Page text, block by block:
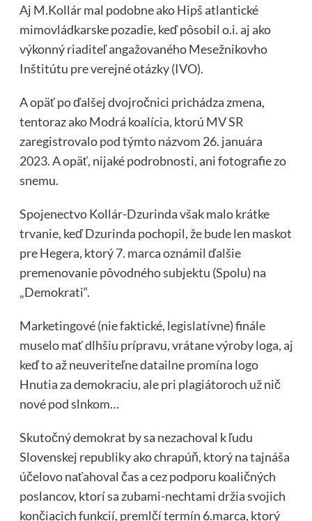
Aj M.Kollár mal podobne ako Hipš atlantické
mimovládkarske pozadie, keď pôsobil o.i. aj ako
výkonný riaditeľ angažovaného Mesežnikovho
Inštitútu pre verejné otázky (IVO).
A opäť po ďalšej dvojročnici prichádza zmena,
tentoraz ako Modrá koalícia, ktorú MV SR
zaregistrovalo pod týmto názvom 26. januára
2023. A opäť, nijaké podrobnosti, ani fotografie zo
snemu.
Spojenectvo Kollár-Dzurinda však malo krátke
trvanie, keď Dzurinda pochopil, že bude len maskot
pre Hegera, ktorý 7. marca oznámil ďalšie
premenovanie pôvodného subjektu (Spolu) na
„Demokrati“.
Marketingové (nie faktické, legislatívne) finále
muselo mať dlhšiu prípravu, vrátane výroby loga, aj
keď to až neuveriteľne datailne promína logo
Hnutia za demokraciu, ale pri plagiátoroch už nič
nové pod slnkom…
Skutočný demokrat by sa nezachoval k ľudu
Slovenskej republiky ako chrapúň, ktorý na tajnáša
účelovo naťahoval čas a cez podporu koaličných
poslancov, ktorí sa zubami-nechtami držia svojich
končiacich funkcií, premlčí termín 6.marca, ktorý